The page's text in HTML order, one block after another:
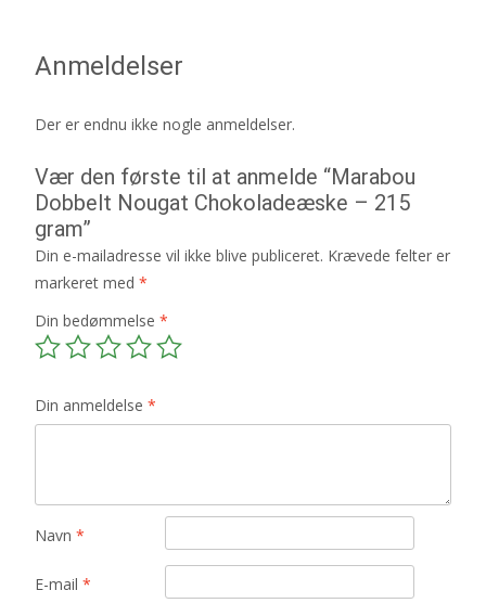
Anmeldelser
Der er endnu ikke nogle anmeldelser.
Vær den første til at anmelde “Marabou
Dobbelt Nougat Chokoladeæske – 215
gram”
Din e-mailadresse vil ikke blive publiceret. Krævede felter er
markeret med *
Din bedømmelse *
Din anmeldelse *
Navn *
E-mail *